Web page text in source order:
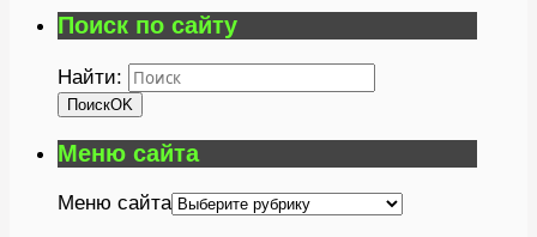
Поиск по сайту
Найти:
ПоискOK
Меню сайта
Меню сайта